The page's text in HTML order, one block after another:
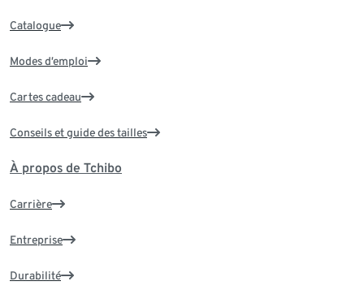
Catalogue
Modes d’emploi
Cartes cadeau
Conseils et guide des tailles
À propos de Tchibo
Carrière
Entreprise
Durabilité